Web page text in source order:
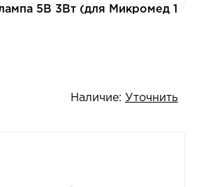
5В 3Вт (для Микромед 1
Наличие: Уточнить